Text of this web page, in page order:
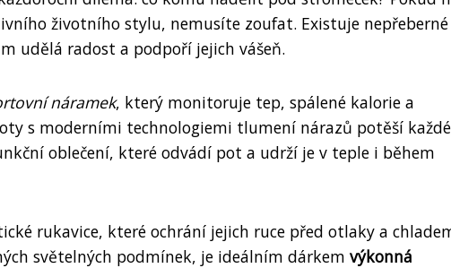
životního stylu, nemusíte zoufat. Existuje nepřeberné
udělá radost a podpoří jejich vášeň.
náramek, který monitoruje tep, spálené kalorie a
s moderními technologiemi tlumení nárazů potěší
oblečení, které odvádí pot a udrží je v teple i během
rukavice, které ochrání jejich ruce před otlaky a
světelných podmínek, je ideálním dárkem výkonná